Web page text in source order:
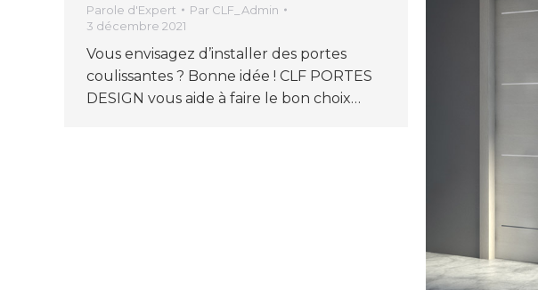
Parole d'Expert Par CLF_Admin
3 décembre 2021
Vous envisagez d’installer des portes
coulissantes ? Bonne idée ! CLF PORTES
DESIGN vous aide à faire le bon choix…